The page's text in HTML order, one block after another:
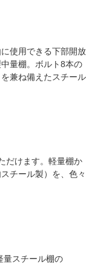
使用できる下部開放
量棚。ボルト8本の
兼ね備えたスチール
だけます。軽量棚か
チール製）を、色々
量スチール棚の